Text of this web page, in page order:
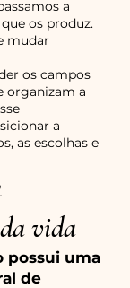
a
os produz.
mudar
os campos
organizam a
a
as escolhas e
vida
possui uma
de